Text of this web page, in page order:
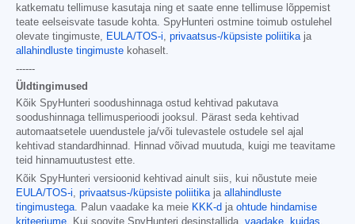
katkematu tellimuse kasutaja ning et saate enne tellimuse lõppemist
teate eelseisvate tasude kohta. SpyHunteri ostmine toimub ostulehel
olevate tingimuste, EULA/TOS-i, privaatsus-/küpsiste poliitikaja
allahindluste tingimuste kohaselt.
------
Üldtingimused
Kõik SpyHunteri soodushinnaga ostud kehtivad pakutava
soodushinnaga tellimusperioodi jooksul. Pärast seda kehtivad
automaatsetele uuendustele ja/või tulevastele ostudele sel ajal
kehtivad standardhinnad. Hinnad võivad muutuda, kuigi me teavitame
teid hinnamuutustest ette.
Kõik SpyHunteri versioonid kehtivad ainult siis, kui nõustute meie
EULA/TOS-i, privaatsus-/küpsiste poliitikaja allahindluste
tingimustega. Palun vaadake ka meie KKK-d ja ohtude hindamise
kriteeriume. Kui soovite SpyHunteri desinstallida, vaadake, kuidas.